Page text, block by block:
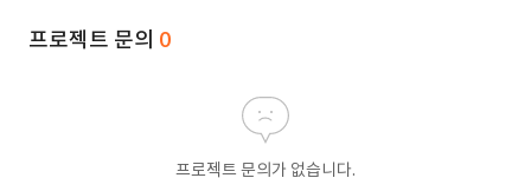
프로젝트 문의 0
프로젝트 문의가 없습니다.